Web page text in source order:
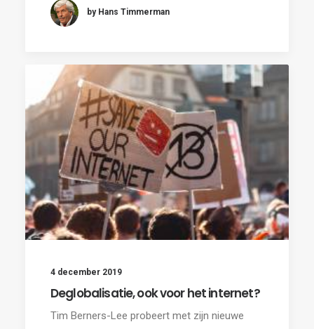
by Hans Timmerman
4 december 2019
Deglobalisatie, ook voor het internet?
Tim Berners-Lee probeert met zijn nieuwe